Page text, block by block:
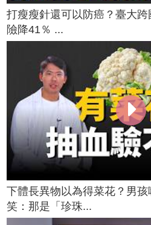
打瘦瘦針還可以防癌？臺大
險降41％ ...
下體長異物以為得菜花？男
笑：那是「珍珠...